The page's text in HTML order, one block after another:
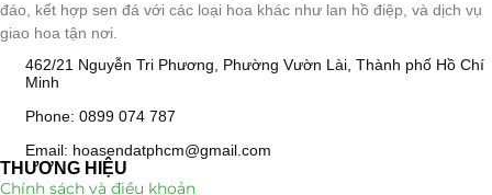
Tiểu Cảnh Lan Sen Đá
Hoa Ngày Lễ 8/3
Hoa Tặng 20/10
đáo, kết hợp sen đá với các loại hoa khác như lan hồ điệp, và dịch vụ
giao hoa tận nơi.
462/21 Nguyễn Tri Phương, Phường Vườn Lài, Thành phố Hồ Chí
Minh
Phone: 0899 074 787
Email: hoasendatphcm@gmail.com
THƯƠNG HIỆU
Chính sách và điều khoản